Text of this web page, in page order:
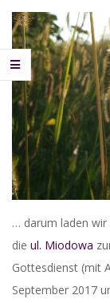
… darum laden wir
die ul. Miodowa
Gottesdienst (mit
September 2017